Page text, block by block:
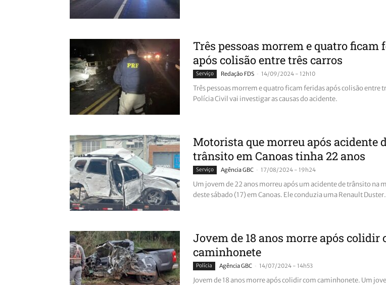
Três pessoas morrem e quatro ficam
após colisão entre três carros
Serviço Redação FDS - 14/09/2024 - 12h10
Três pessoas morrem e quatro ficam feridas após colisão entre
Polícia Civil vai investigar as causas do acidente.
Motorista que morreu após acidente
trânsito em Canoas tinha 22 anos
Serviço Agência GBC - 17/08/2024 - 19h24
Um jovem de 22 anos morreu após um acidente de trânsito na
deste sábado (17) em Canoas. Ele conduzia uma Renault Duster.
Jovem de 18 anos morre após colidir
caminhonete
Polícia Agência GBC - 14/07/2024 - 14h53
Jovem de 18 anos morre após colidir com caminhonete. Um